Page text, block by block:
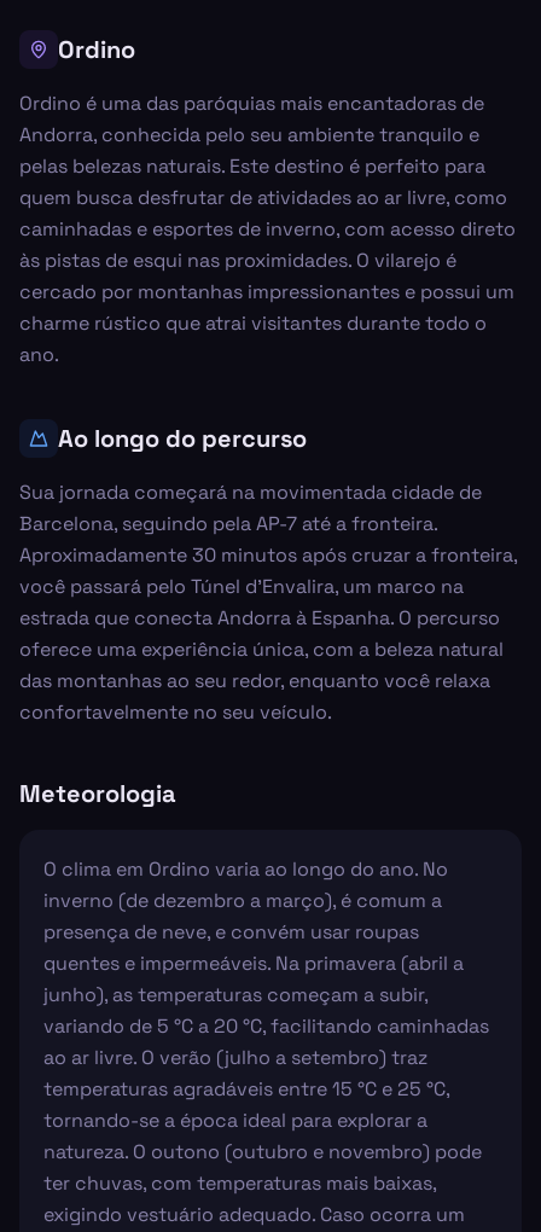
Ordino
Ordino é uma das paróquias mais encantadoras de
Andorra, conhecida pelo seu ambiente tranquilo e
pelas belezas naturais. Este destino é perfeito para
quem busca desfrutar de atividades ao ar livre, como
caminhadas e esportes de inverno, com acesso direto
às pistas de esqui nas proximidades. O vilarejo é
cercado por montanhas impressionantes e possui um
charme rústico que atrai visitantes durante todo o
ano.
Ao longo do percurso
Sua jornada começará na movimentada cidade de
Barcelona, seguindo pela AP-7 até a fronteira.
Aproximadamente 30 minutos após cruzar a fronteira,
você passará pelo Túnel d'Envalira, um marco na
estrada que conecta Andorra à Espanha. O percurso
oferece uma experiência única, com a beleza natural
das montanhas ao seu redor, enquanto você relaxa
confortavelmente no seu veículo.
Meteorologia
O clima em Ordino varia ao longo do ano. No
inverno (de dezembro a março), é comum a
presença de neve, e convém usar roupas
quentes e impermeáveis. Na primavera (abril a
junho), as temperaturas começam a subir,
variando de 5 °C a 20 °C, facilitando caminhadas
ao ar livre. O verão (julho a setembro) traz
temperaturas agradáveis entre 15 °C e 25 °C,
tornando-se a época ideal para explorar a
natureza. O outono (outubro e novembro) pode
ter chuvas, com temperaturas mais baixas,
exigindo vestuário adequado. Caso ocorra um